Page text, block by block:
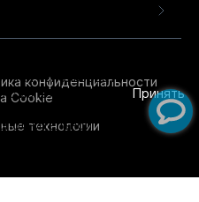
конфиденциальности
Cookie
технологии
использовать
с использованием
Принять